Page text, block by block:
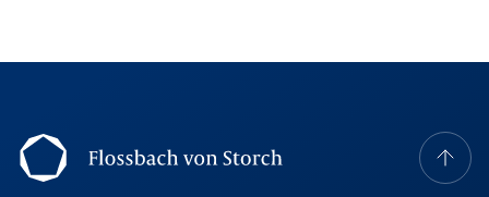
Footer Navigation